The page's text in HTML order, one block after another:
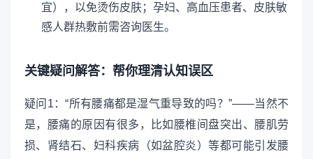
宜），以免烫伤皮肤；孕妇、高血压患者、皮肤敏
感人群热敷前需咨询医生。
关键疑问解答：帮你理清认知误区
疑问1：“所有腰痛都是湿气重导致的吗？”——当然不
是，腰痛的原因有很多，比如腰椎间盘突出、腰肌劳
损、肾结石、妇科疾病（如盆腔炎）等都可能引发腰